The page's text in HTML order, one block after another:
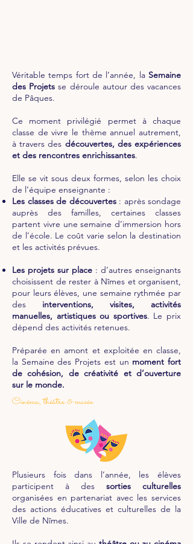
Véritable temps fort de l’année, la Semaine
des Projets se déroule autour des vacances
de Pâques.
Ce moment privilégié permet à chaque
classe de vivre le thème annuel autrement,
à travers des découvertes, des expériences
et des rencontres enrichissantes.
Elle se vit sous deux formes, selon les choix
de l’équipe enseignante :
Les classes de découvertes: après sondage
auprès des familles, certaines classes
partent vivre une semaine d’immersion hors
de l’école. Le coût varie selon la destination
et les activités prévues.
Les projets sur place : d’autres enseignants
choisissent de rester à Nîmes et organisent,
pour leurs élèves, une semaine rythmée par
des interventions, visites, activités
manuelles, artistiques ou sportives. Le prix
dépend des activités retenues.
Préparée en amont et exploitée en classe,
la Semaine des Projets est un moment fort
de cohésion, de créativité et d’ouverture
sur le monde.
Cinéma, théâtre & musée
Plusieurs fois dans l’année, les élèves
participent à des sorties culturelles
organisées en partenariat avec les services
des actions éducatives et culturelles de la
Ville de Nîmes.